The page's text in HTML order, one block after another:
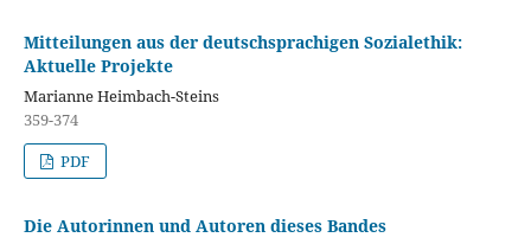
Mitteilungen aus der deutschsprachigen Sozialethik:
Aktuelle Projekte
Marianne Heimbach-Steins
359-374
PDF
Die Autorinnen und Autoren dieses Bandes